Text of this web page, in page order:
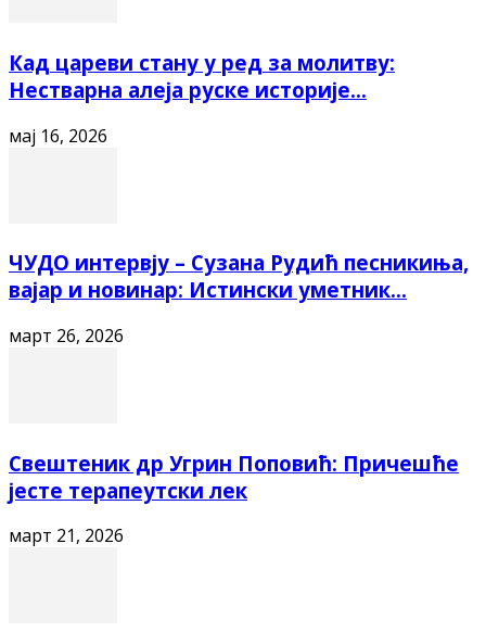
Кад цареви стану у ред за молитву:
Нестварна алеја руске историје...
мај 16, 2026
ЧУДО интервју – Сузана Рудић песникиња,
вајар и новинар: Истински уметник...
март 26, 2026
Свештеник др Угрин Поповић: Причешће
јесте терапеутски лек
март 21, 2026